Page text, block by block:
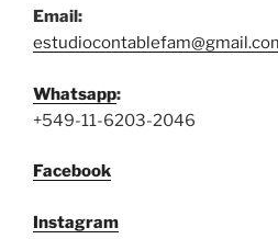
Email:
Whatsapp:
+549-11-6203-2046
Facebook
Instagram